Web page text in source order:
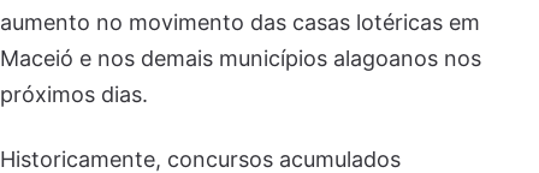
aumento no movimento das casas lotéricas em
Maceió e nos demais municípios alagoanos nos
próximos dias.
Historicamente, concursos acumulados